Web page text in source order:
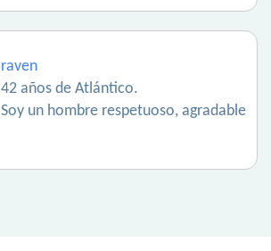
raven
42 años de Atlántico.
Soy un hombre respetuoso, agradable